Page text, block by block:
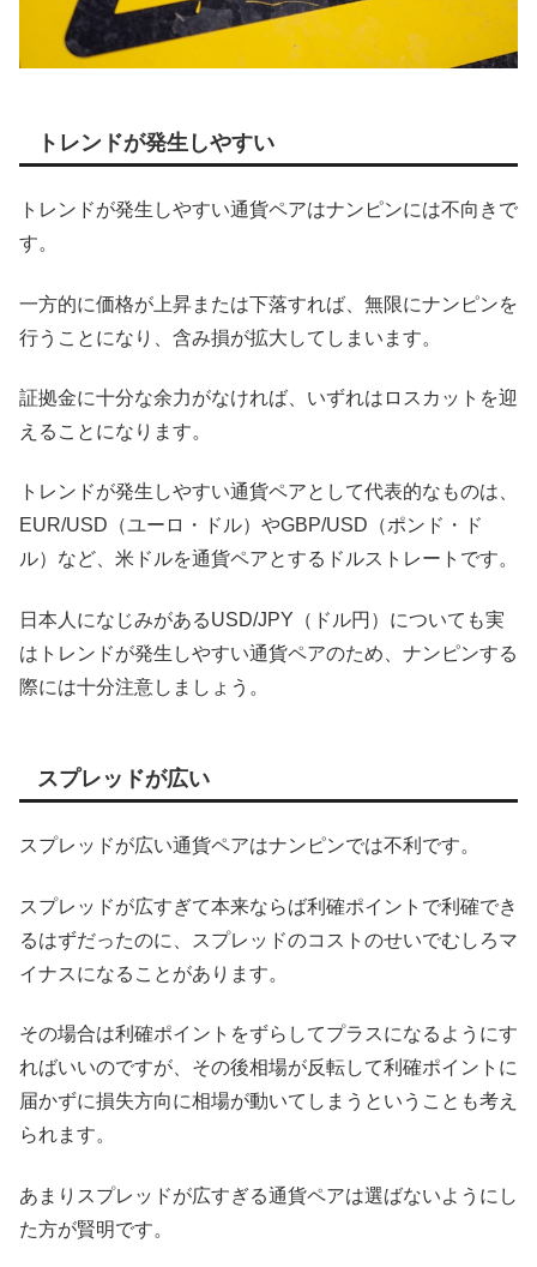
トレンドが発生しやすい
トレンドが発生しやすい通貨ペアはナンピンには不向きで
す。
一方的に価格が上昇または下落すれば、無限にナンピンを
行うことになり、含み損が拡大してしまいます。
証拠金に十分な余力がなければ、いずれはロスカットを迎
えることになります。
トレンドが発生しやすい通貨ペアとして代表的なものは、
EUR/USD（ユーロ・ドル）やGBP/USD（ポンド・ド
ル）など、米ドルを通貨ペアとするドルストレートです。
日本人になじみがあるUSD/JPY（ドル円）についても実
はトレンドが発生しやすい通貨ペアのため、ナンピンする
際には十分注意しましょう。
スプレッドが広い
スプレッドが広い通貨ペアはナンピンでは不利です。
スプレッドが広すぎて本来ならば利確ポイントで利確でき
るはずだったのに、スプレッドのコストのせいでむしろマ
イナスになることがあります。
その場合は利確ポイントをずらしてプラスになるようにす
ればいいのですが、その後相場が反転して利確ポイントに
届かずに損失方向に相場が動いてしまうということも考え
られます。
あまりスプレッドが広すぎる通貨ペアは選ばないようにし
た方が賢明です。